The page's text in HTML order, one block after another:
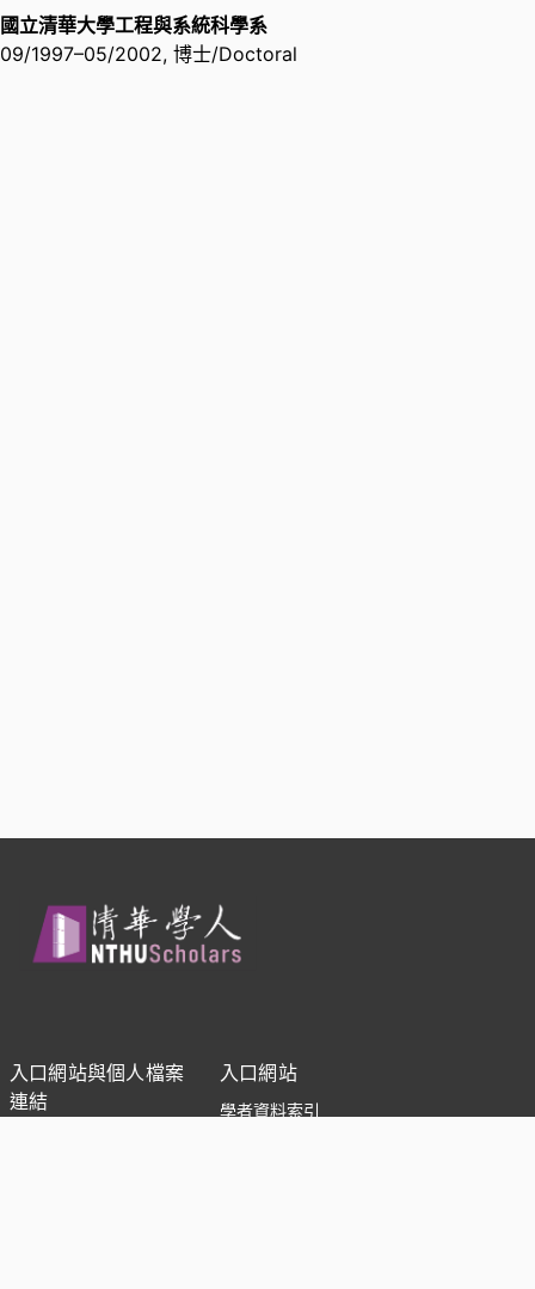
輻射及操作安全組
副研究員,國家同步輻射研究中心輻
射及操作安全組
國立清華大學工程與系統科學系
09/1997–05/2002, 博士/Doctoral
入口網站與個人檔案
連結
入口網站
學者資料索引